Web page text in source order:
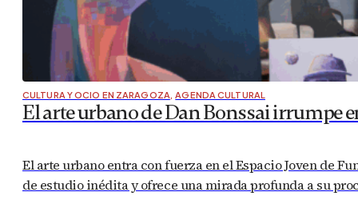
CULTURA Y OCIO EN ZARAGOZA, AGENDA CULTURAL
El arte urbano de Dan Bonssai irrumpe
El arte urbano entra con fuerza en el Espacio Joven de
de estudio inédita y ofrece una mirada profunda a su